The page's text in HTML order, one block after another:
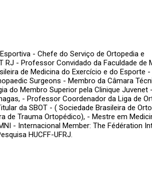
- Chefe do Serviço de Ortopedia e
- Professor Convidado da Faculdade de
de Medicina do Exercício e do Esporte
Surgeons - Membro da Câmara
do Membro Superior pela Clinique Juvenet
- Professor Coordenador da Liga de
da SBOT - ( Sociedade Brasileira de
de Trauma Ortopédico), - Mestre em
- Internacional Member: The Fédération
HUCFF-UFRJ.